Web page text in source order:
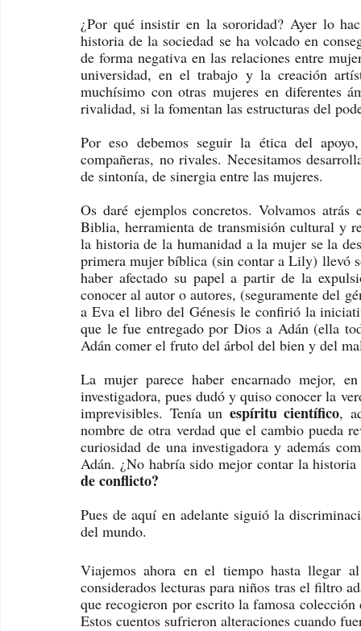
¿Por qué insistir en la sororidad? Ayer lo
historia de la sociedad se ha volcado en
de forma negativa en las relaciones entre
universidad, en el trabajo y la creación
muchísimo con otras mujeres en
rivalidad, si la fomentan las estructuras del
Por eso debemos seguir la ética del
compañeras, no rivales. Necesitamos
de sintonía, de sinergia entre las mujeres.
Os daré ejemplos concretos. Volvamos
Biblia, herramienta de transmisión cultural y
la historia de la humanidad a la mujer se la
primera mujer bíblica (sin contar a Lily) llevó
haber afectado su papel a partir de la
conocer al autor o autores, (seguramente del
a Eva el libro del Génesis le confirió la
que le fue entregado por Dios a Adán (ella
Adán comer el fruto del árbol del bien y del
La mujer parece haber encarnado mejor,
investigadora, pues dudó y quiso conocer la
imprevisibles. Tenía un espíritu científico,
nombre de otra verdad que el cambio pueda
curiosidad de una investigadora y además
Adán. ¿No habría sido mejor contar la
de conflicto?
Pues de aquí en adelante siguió la
del mundo.
Viajemos ahora en el tiempo hasta llegar
considerados lecturas para niños tras el filtro
que recogieron por escrito la famosa
Estos cuentos sufrieron alteraciones cuando